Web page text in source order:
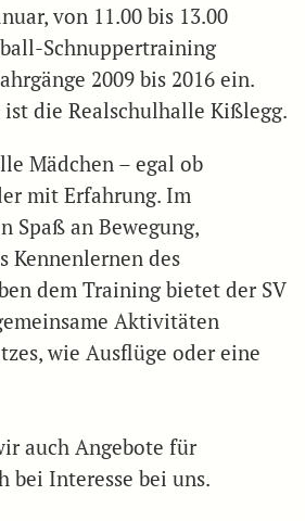
von 11.00 bis 13.00
Schnuppertraining
2009 bis 2016 ein.
die Realschulhalle Kißlegg.
Mädchen – egal ob
mit Erfahrung. Im
Spaß an Bewegung,
Kennenlernen des
dem Training bietet der SV
Aktivitäten
wie Ausflüge oder eine
auch Angebote für
bei Interesse bei uns.